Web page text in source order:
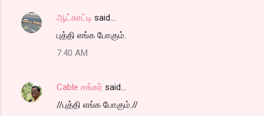
ஆட்காட்டி said…
புத்தி எங்க போகும்.
7:40 AM
Cable சங்கர் said…
//புத்தி எங்க போகும்.//